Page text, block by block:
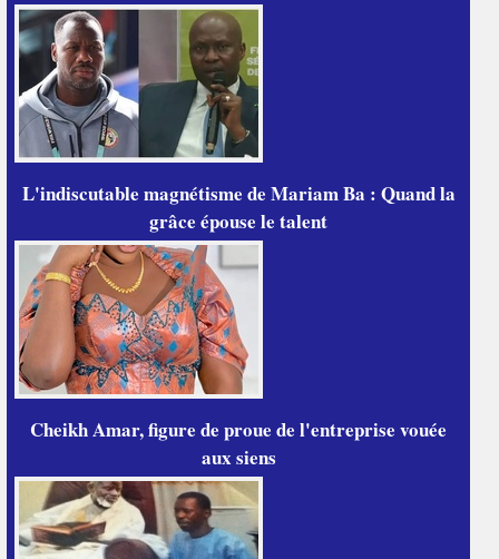
L'indiscutable magnétisme de Mariam Ba : Quand la
grâce épouse le talent
Cheikh Amar, figure de proue de l'entreprise vouée
aux siens